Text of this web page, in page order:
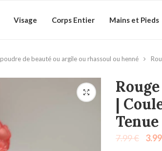
Visage Corps Entier Mains et Pieds
poudre de beauté ou argile ou rhassoul ou henné
|
Tenue
7.99€ 3.99